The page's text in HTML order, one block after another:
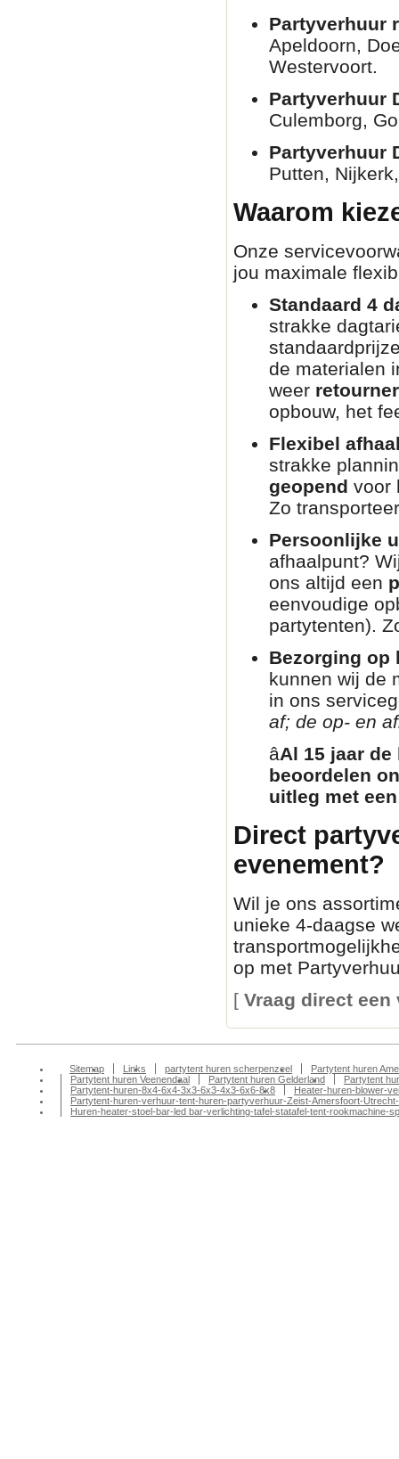
Partyverhuur
Apeldoorn,
Westervoort.
Partyverhuur
Culemborg,
Partyverhuur
Putten,
Waarom
Onze
jou maximale
Standaard 4
strakke
de materialen
weer
opbouw, het
Flexibel
strakke
geopend voor
Zo
Persoonlijke
afhaalpunt?
ons altijd een
eenvoudige
partytenten).
Bezorging op
kunnen wij de
in ons
af; de op- en
â­Al 15 jaar
beoordelen
uitleg met
Direct
evenement?
Wil je ons
unieke 4-daagse
op met
[ Vraag direct
Sitemap Links partytent huren scherpenzeel
Partytent huren
Partytent huren Veenendaal
Partytent huren Gelderland
Partytent
Partytent-huren-8x4-6x4-3x3-6x3-4x3-6x6-8x8
Heater-huren-blower-
Partytent-huren-verhuur-tent-huren-partyverhuur-Zeist-Amersfoort-
Huren-heater-stoel-bar-led bar-verlichting-tafel-statafel-tent-